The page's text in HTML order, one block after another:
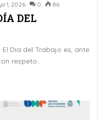
1, 2026 0 86
DEL
Día del Trabajo es, ante
respeto…